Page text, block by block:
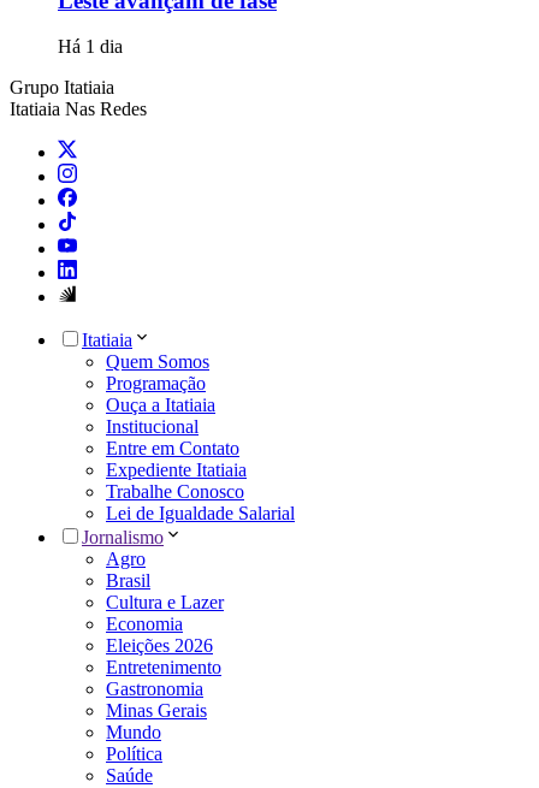
Há 1 dia
Grupo Itatiaia
Itatiaia Nas Redes
Itatiaia
Quem Somos
Programação
Ouça a Itatiaia
Institucional
Entre em Contato
Expediente Itatiaia
Trabalhe Conosco
Lei de Igualdade Salarial
Jornalismo
Agro
Brasil
Cultura e Lazer
Economia
Eleições 2026
Entretenimento
Gastronomia
Minas Gerais
Mundo
Política
Saúde